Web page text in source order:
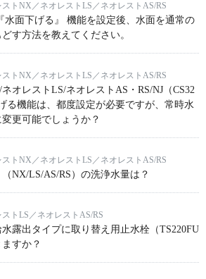
ストNX／ネオレストLS／ネオレストAS/RS
水面下げる』 機能を設定後、水面を通常の
す方法を教えてください。
ストNX／ネオレストLS／ネオレストAS/RS
オレストLS/ネオレストAS・RS/NJ（CS32
る機能は、都度設定が必要ですが、常時水
更可能でしょうか？
ストNX／ネオレストLS／ネオレストAS/RS
NX/LS/AS/RS）の洗浄水量は？
ストLS／ネオレストAS/RS
露出タイプに取り替え用止水栓（TS220FU
すか？